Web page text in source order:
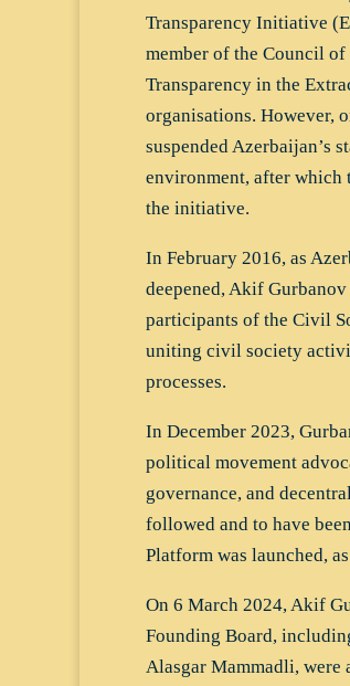
Transparency Initiative
member of the Council
Transparency in the
organisations. However,
suspended Azerbaijan’s
environment, after which
the initiative.
In February 2016, as
deepened, Akif
participants of the Civil
uniting civil society
processes.
In December 2023,
political movement
governance, and
followed and to have
Platform was launched,
On 6 March 2024, Akif
Founding Board,
Alasgar Mammadli,